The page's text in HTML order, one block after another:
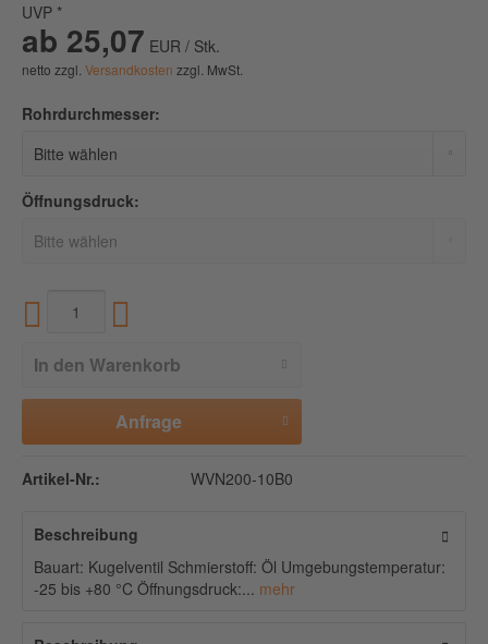
UVP *
ab 25,07 EUR / Stk.
netto zzgl. Versandkosten zzgl. MwSt.
Rohrdurchmesser:
Öffnungsdruck:
In den Warenkorb
Anfrage
Artikel-Nr.: WVN200-10B0
Beschreibung
Bauart: Kugelventil Schmierstoff: Öl Umgebungstemperatur:
-25 bis +80 °C Öffnungsdruck:... mehr